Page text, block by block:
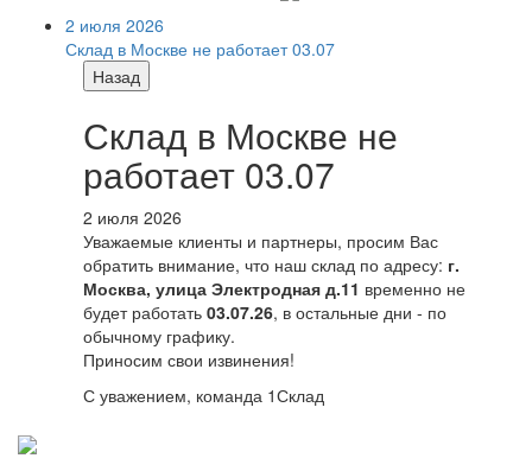
2 июля 2026
Склад в Москве не работает 03.07
Назад
Склад в Москве не
работает 03.07
2 июля 2026
Уважаемые клиенты и партнеры, просим Вас
обратить внимание, что наш склад по адресу: г.
Москва, улица Электродная д.11 временно не
будет работать 03.07.26, в остальные дни - по
обычному графику.
Приносим свои извинения!
С уважением, команда 1Склад